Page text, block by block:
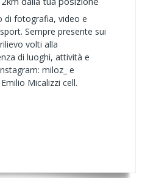
di fotografia, video e
Sempre presente sui
volti alla
di luoghi, attività e
miloz_ e
Micalizzi cell.